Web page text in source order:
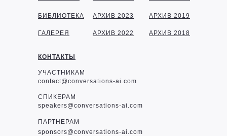
КОНТАКТЫ
БИБЛИОТЕКА
УЧАСТНИКАМ
contact@conversations-ai.com
СПИКЕРАМ
speakers@conversations-ai.com
ПАРТНЕРАМ
sponsors@conversations-ai.com
ГАЛЕРЕЯ
АРХИВ 2023
АРХИВ 2022
АРХИВ 2019
АРХИВ 2018